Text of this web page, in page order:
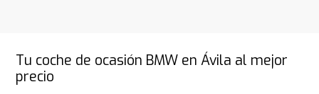
Tu coche de ocasión BMW en Ávila al mejor
precio